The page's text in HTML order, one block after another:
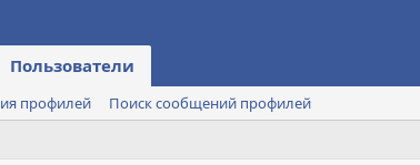
Пользователи
профилей
Поиск сообщений профилей